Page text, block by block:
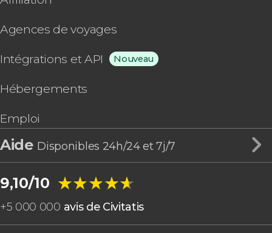
Agences de voyages
Intégrations et API Nouveau
Hébergements
Emploi
Aide Disponibles 24h/24 et 7j/7
9,10/10 ★★★★★
★★★★★
+5 000 000 avis de Civitatis